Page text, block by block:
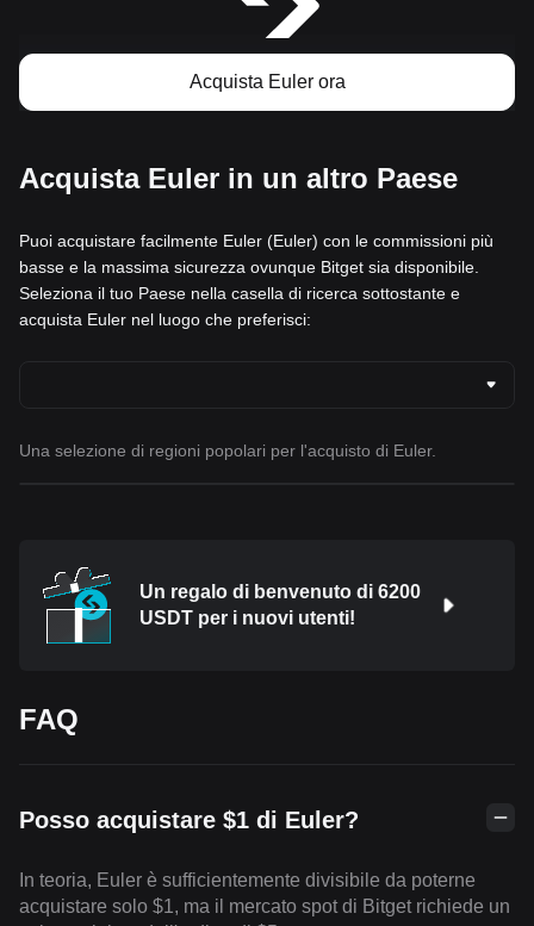
Acquista Euler ora
Acquista Euler in un altro Paese
Puoi acquistare facilmente Euler (Euler) con le commissioni più
basse e la massima sicurezza ovunque Bitget sia disponibile.
Seleziona il tuo Paese nella casella di ricerca sottostante e
acquista Euler nel luogo che preferisci:
Una selezione di regioni popolari per l'acquisto di Euler.
Un regalo di benvenuto di 6200
USDT per i nuovi utenti!
FAQ
Posso acquistare $1 di Euler?
In teoria, Euler è sufficientemente divisibile da poterne
acquistare solo $1, ma il mercato spot di Bitget richiede un